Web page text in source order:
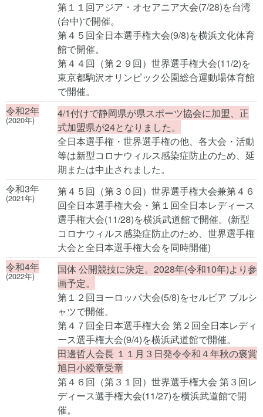
第１１回アジア・オセアニア大会(7/28)を台湾
(台中)で開催。
第４５回全日本選手権大会(9/8)を横浜文化体育
館で開催。
第４４回（第２９回）世界選手権大会(11/2)を
東京都駒沢オリンピック公園総合運動場体育館
で開催。
令和2年
(2020年)
4/1付けで静岡県が県スポーツ協会に加盟、正
式加盟県が24となりました。
全日本選手権・世界選手権の他、各大会・活動
等は新型コロナウィルス感染症防止のため、延
期または中止されました。
令和3年
(2021年)
第４５回（第３０回）世界選手権大会兼第４６
回全日本選手権大会・第１回全日本レディース
選手権大会(11/28)を横浜武道館で開催。(新型
コロナウィルス感染症防止のため、世界選手権
大会と全日本選手権大会を同時開催)
令和4年
(2022年)
国体 公開競技に決定。2028年(令和10年)より参
画予定。
第１２回ヨーロッパ大会(5/8)をセルビア ブルシ
ャツで開催。
第４７回全日本選手権大会 第２回全日本レディ
ース選手権大会(9/4)を横浜武道館で開催。
田邊哲人会長 １１月３日発令令和４年秋の褒賞
旭日小綬章受章
第４６回（第３１回）世界選手権大会 第３回レ
ディース選手権大会(11/27)を横浜武道館で開
催。